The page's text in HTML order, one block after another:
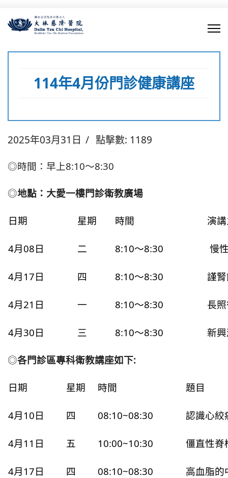
114年4月份門診健康講座
2025年03月31日 點擊數: 1189
◎時間：早上8:10～8:30
◎地點：大愛一樓門診衛教廣場
日期 星期 時間 演
4月08日 二 8:10～8:30 慢
4月17日 四 8:10～8:30 謹
4月21日 一 8:10～8:30 長
4月30日 三 8:10～8:30 新
◎各門診區專科衛教講座如下:
日期 星期 時間 題目
4月10日 四 08:10~08:30 認識心絞
4月11日 五 10:00~10:30 僵直性脊
4月17日 四 08:10~08:30 高血脂的